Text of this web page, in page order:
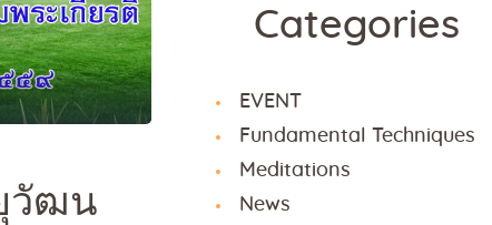
วัฒน
Categories
EVENT
Fundamental Techniques
Meditations
News